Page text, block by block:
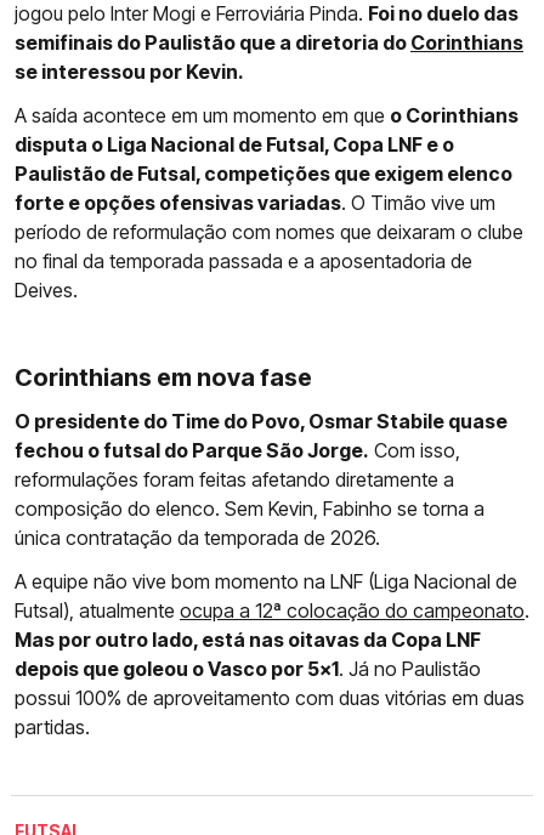
jogou pelo Inter Mogi e Ferroviária Pinda. Foi no duelo das
semifinais do Paulistão que a diretoria do Corinthians
se interessou por Kevin.
A saída acontece em um momento em que o Corinthians
disputa o Liga Nacional de Futsal, Copa LNF e o
Paulistão de Futsal, competições que exigem elenco
forte e opções ofensivas variadas. O Timão vive um
período de reformulação com nomes que deixaram o clube
no final da temporada passada e a aposentadoria de
Deives.
Corinthians em nova fase
O presidente do Time do Povo, Osmar Stabile quase
fechou o futsal do Parque São Jorge. Com isso,
reformulações foram feitas afetando diretamente a
composição do elenco. Sem Kevin, Fabinho se torna a
única contratação da temporada de 2026.
A equipe não vive bom momento na LNF (Liga Nacional de
Futsal), atualmente ocupa a 12ª colocação do campeonato.
Mas por outro lado, está nas oitavas da Copa LNF
depois que goleou o Vasco por 5x1. Já no Paulistão
possui 100% de aproveitamento com duas vitórias em duas
partidas.